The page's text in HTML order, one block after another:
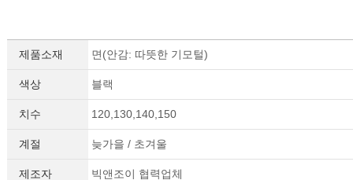
제품소재 면(안감: 따뜻한 기모털)
색상 블랙
치수 120,130,140,150
계절 늦가을 / 초겨울
제조자 빅앤조이 협력업체